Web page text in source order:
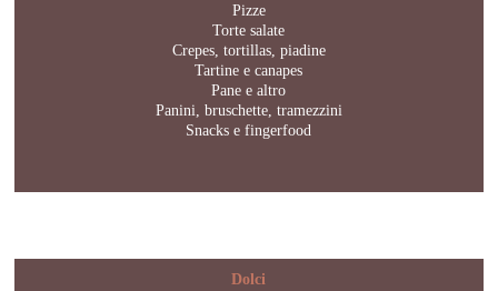
Pizze
Torte salate
Crepes, tortillas, piadine
Tartine e canapes
Pane e altro
Panini, bruschette, tramezzini
Snacks e fingerfood
Dolci